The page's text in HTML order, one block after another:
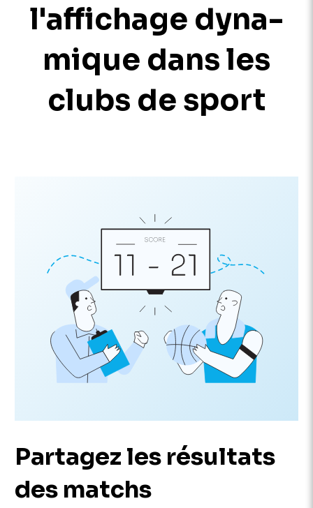
l'affichage dyna­
mique dans les
clubs de sport
Partagez les résultats
des matchs